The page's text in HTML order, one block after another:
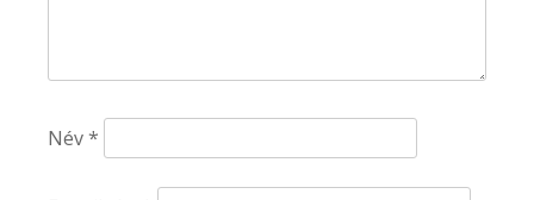
Név*